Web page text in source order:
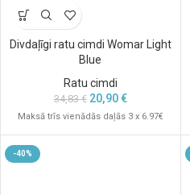
Divdaļīgi ratu cimdi Womar Light
Blue
Ratu cimdi
34,83€ 20,90€
Maksā trīs vienādās daļās 3 x 6.97€
-40%